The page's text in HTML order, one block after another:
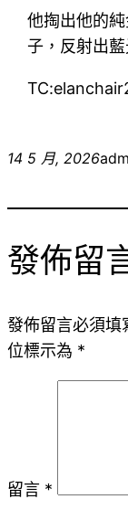
他掏出他的
子，反射出
14 5 月, 2026
發佈留
發佈留言必須填
位標示為 *
留言 *